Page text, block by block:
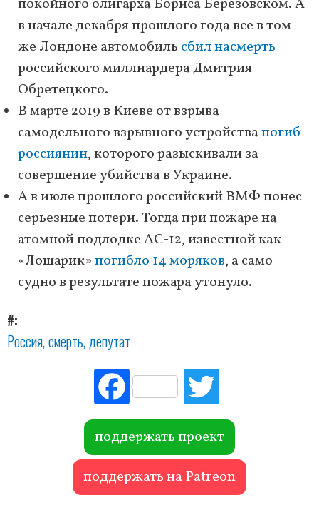
покойного олигарха Бориса Березовском. А
в начале декабря прошлого года все в том
же Лондоне автомобиль сбил насмерть
российского миллиардера Дмитрия
Обретецкого.
В марте 2019 в Киеве от взрыва
самодельного взрывного устройствапогиб
россиянин, которого разыскивали за
совершение убийства в Украине.
А в июле прошлого российский ВМФ понес
серьезные потери. Тогда при пожаре на
атомной подлодке АС-12, известной как
«Лошарик»погибло 14 моряков, а само
судно в результате пожара утонуло.
#
Россия смерть депутат
Fac
ebo
ok r
поддержать проект
поддержать на Patreon